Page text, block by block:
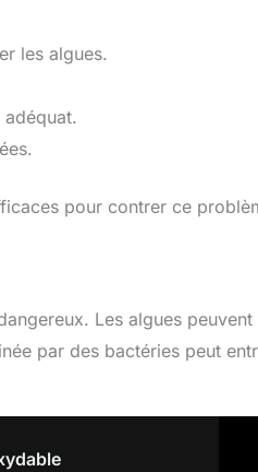
les algues.
pour contrer ce
Les algues peuvent
par des bactéries peut